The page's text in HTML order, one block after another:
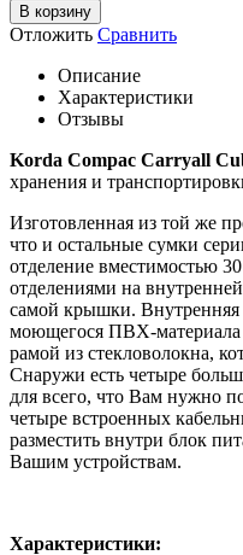
В корзину
Отложить Сравнить
Описание
Характеристики
Отзывы
Korda Compac Carryall
хранения и
Изготовленная из той же
что и остальные сумки
отделение вместимостью
отделениями на
самой крышки. Внутренняя
моющегося ПВХ-материала
рамой из стекловолокна,
Снаружи есть четыре
для всего, что Вам нужно
четыре встроенных
разместить внутри блок
Вашим устройствам.
Характеристики: